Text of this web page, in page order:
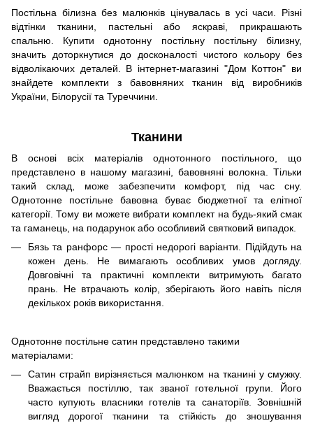
Постільна білизна без малюнків цінувалась в усі часи. Різні
відтінки тканини, пастельні або яскраві, прикрашають
спальню. Купити однотонну постільну постільну білизну,
значить доторкнутися до досконалості чистого кольору без
відволікаючих деталей. В інтернет-магазині "Дом Коттон" ви
знайдете комплекти з бавовняних тканин від виробників
України, Білорусії та Туреччини.
Тканини
В основі всіх матеріалів однотонного постільного, що
представлено в нашому магазині, бавовняні волокна. Тільки
такий склад, може забезпечити комфорт, під час сну.
Однотонне постільне бавовна буває бюджетної та елітної
категорії. Тому ви можете вибрати комплект на будь-який смак
та гаманець, на подарунок або особливий святковий випадок.
Бязь та ранфорс — прості недорогі варіанти. Підійдуть на
кожен день. Не вимагають особливих умов догляду.
Довговічні та практичні комплекти витримують багато
прань. Не втрачають колір, зберігають його навіть після
декількох років використання.
Однотонне постільне сатин представлено такими
матеріалами:
Сатин страйп вирізняється малюнком на тканині у смужку.
Вважається постіллю, так званої готельної групи. Його
часто купують власники готелів та санаторіїв. Зовнішній
вигляд дорогої тканини та стійкість до зношування